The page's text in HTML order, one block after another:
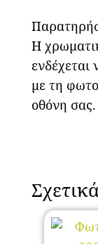
Η
με τη
οθόνη σας.